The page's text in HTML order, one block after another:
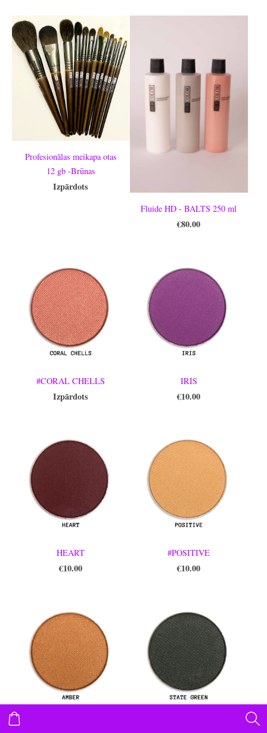
Profesionālas meikapa otas
12 gb -Brūnas
Izpārdots
Fluide HD - BALTS 250 ml
€80.00
#CORAL CHELLS
Izpārdots
IRIS
€10.00
HEART
€10.00
#POSITIVE
€10.00